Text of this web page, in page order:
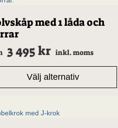
med 1 låda och
3 495kr inkl. moms
Välj alternativ